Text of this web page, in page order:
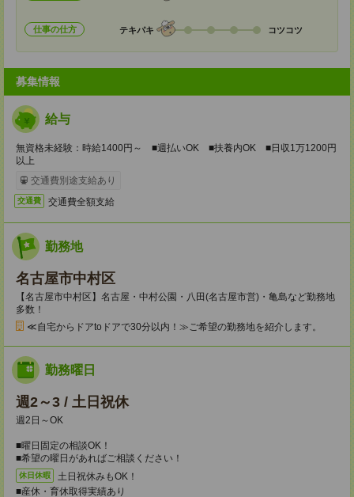
仕事の仕方 テキパキ コツコツ
募集情報
給与
無資格未経験：時給1400円～ ■週払いOK ■扶養内OK ■日収1万1200円
以上
交通費別途支給あり
交通費 交通費全額支給
勤務地
名古屋市中村区
【名古屋市中村区】名古屋・中村公園・八田(名古屋市営)・亀島など勤務地
多数！
≪自宅からドアtoドアで30分以内！≫ご希望の勤務地を紹介します。
勤務曜日
週2～3 / 土日祝休
週2日～OK
■曜日固定の相談OK！
■希望の曜日があればご相談ください！
休日休暇
土日祝休みもOK！
■産休・育休取得実績あり